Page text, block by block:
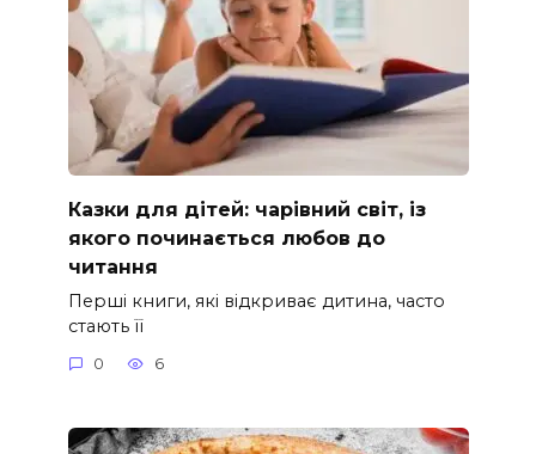
Казки для дітей: чарівний світ, із
якого починається любов до
читання
Перші книги, які відкриває дитина, часто
стають її
0 6